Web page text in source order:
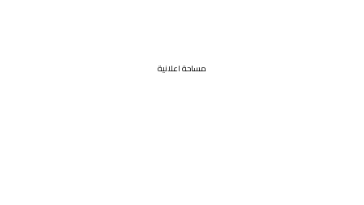
مساحة اعلانية